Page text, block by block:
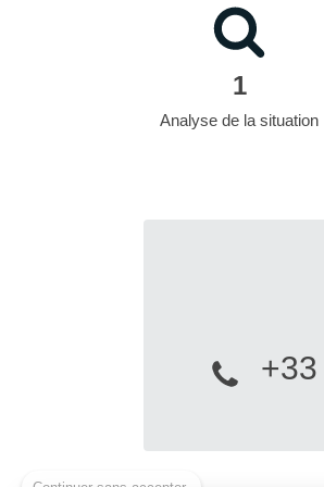
1
Analyse de la situation